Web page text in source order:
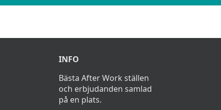
INFO
Bästa After Work ställen
och erbjudanden samlad
på en plats.